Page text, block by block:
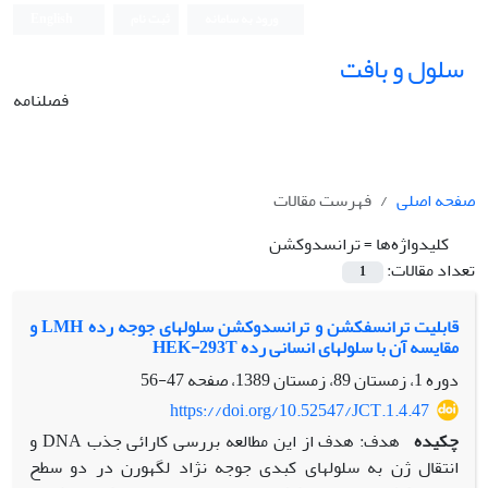
سلول و بافت
فصلنامه
صفحه اصلی
فهرست مقالات
کلیدواژه‌ها =ترانسدوکشن
تعداد مقالات:
1
قابلیت ترانسفکشن و ترانسدوکشن سلول‏های جوجه رده LMH و
مقایسه آن با سلول‏های انسانی رده HEK-293T
دوره 1، زمستان 89، زمستان 1389، صفحه
47-56
https://doi.org/10.52547/JCT.1.4.47
چکیده
هدف: هدف از این مطالعه بررسی کارائی جذب DNA و
انتقال ژن به سلول‏های کبدی جوجه نژاد لگهورن در دو سطح